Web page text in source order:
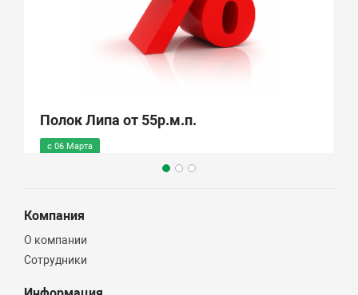
Полок Липа от 55р.м.п.
с 06 Марта
Компания
О компании
Сотрудники